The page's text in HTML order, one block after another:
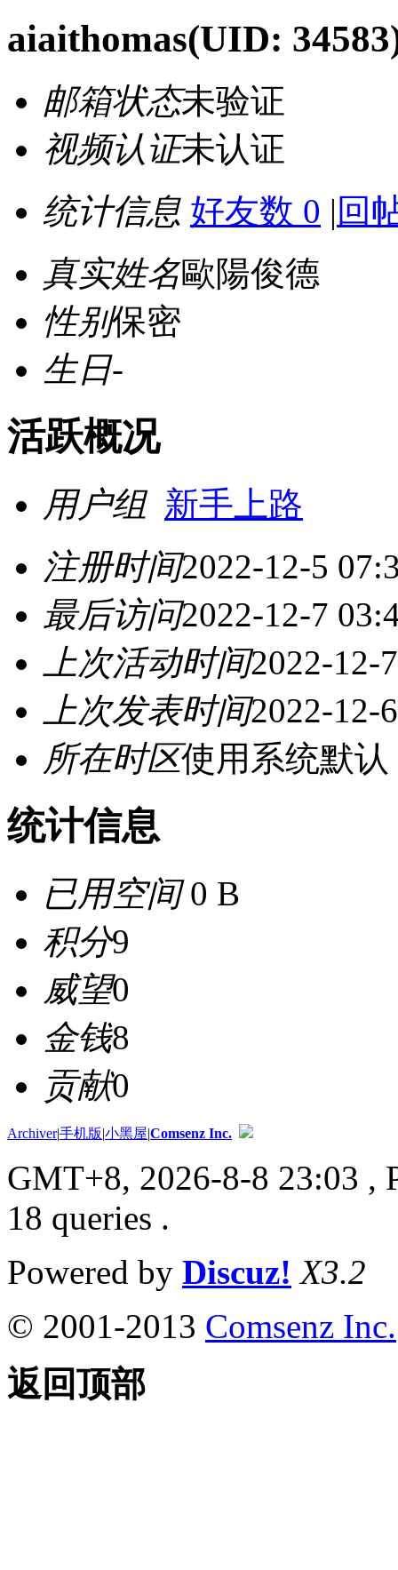
aiaithomas(UID:
邮箱状态未验证
视频认证未认证
统计信息 好友数 0 | 回
真实姓名歐陽俊德
性别保密
生日-
活跃概况
用户组 新手上路
注册时间2022-12-5
最后访问2022-12-7
上次活动时间2022-12-
上次发表时间2022-12-
所在时区使用系统默认
统计信息
已用空间0 B
积分9
威望0
金钱8
贡献0
Archiver|手机版|小黑屋|Comsenz Inc.
GMT+8, 2026-8-8 23:03 ,
18 queries .
Powered by Discuz! X3.2
© 2001-2013 Comsenz Inc.
返回顶部